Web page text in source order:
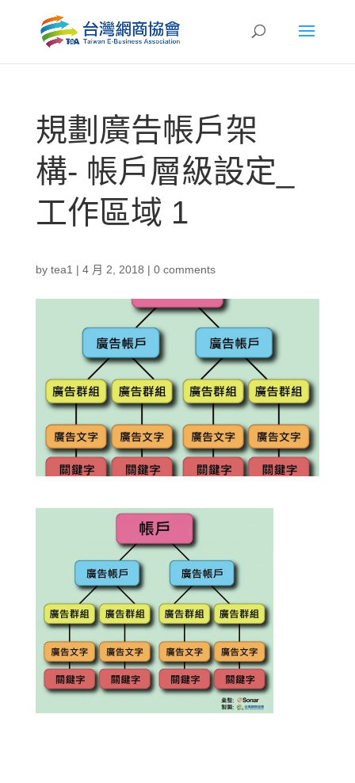
規劃廣告帳戶架
構- 帳戶層級設定_
工作區域 1
by tea1 | 4 月 2, 2018 | 0 comments